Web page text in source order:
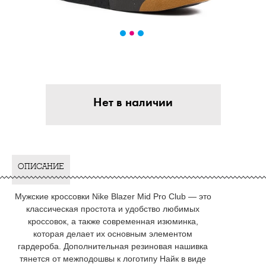
Нет в наличии
ОПИСАНИЕ
Мужские кроссовки Nike Blazer Mid Pro Club — это
классическая простота и удобство любимых
кроссовок, а также современная изюминка,
которая делает их основным элементом
гардероба. Дополнительная резиновая нашивка
тянется от межподошвы к логотипу Найк в виде